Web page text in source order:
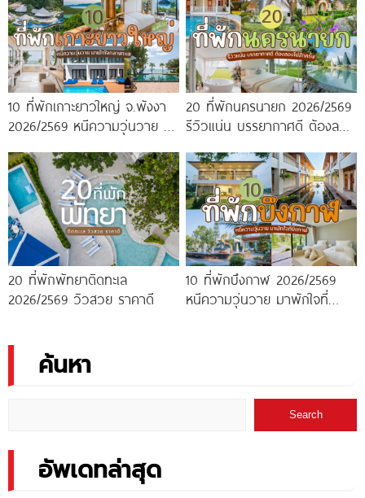
10 ที่พักเกาะยาวใหญ่ จ.พังงา
2026/2569 หนีความวุ่นวาย มา
20 ที่พักนครนายก 2026/2569
รีวิวแน่น บรรยากาศดี ต้องลอง
20 ที่พักพัทยาติดทะเล
2026/2569 วิวสวย ราคาดี
10 ที่พักบึงกาฬ 2026/2569
หนีความวุ่นวาย มาพักใจที่
ค้นหา
Search
อัพเดทล่าสุด